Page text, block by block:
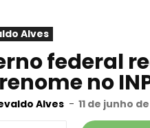
Alves
federal
no
Alves - 11 de junho